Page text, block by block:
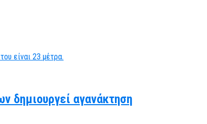
δημιουργεί αγανάκτηση